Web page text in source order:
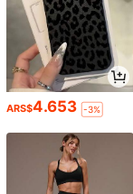
ARS$4.653 -3%